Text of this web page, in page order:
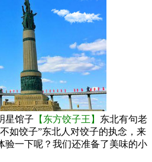
星馆子 【东方饺子王】 东北有句老
如饺子”东北人对饺子的执念，来
验一下呢？我们还准备了美味的小